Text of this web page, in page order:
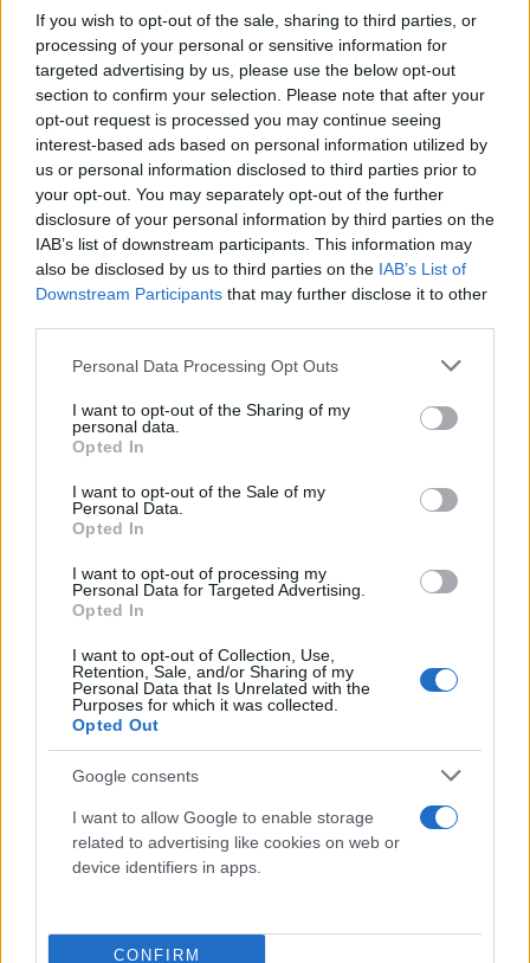
If you wish to opt-out of the sale, sharing to third parties, or
processing of your personal or sensitive information for
targeted advertising by us, please use the below opt-out
section to confirm your selection. Please note that after your
opt-out request is processed you may continue seeing
interest-based ads based on personal information utilized by
us or personal information disclosed to third parties prior to
your opt-out. You may separately opt-out of the further
disclosure of your personal information by third parties on the
IAB’s list of downstream participants. This information may
also be disclosed by us to third parties on the IAB’s List of
Downstream Participants that may further disclose it to other
Please note that this website/app uses one or more Google
not limited to your visit or usage behaviour. You may click to
grant or deny consent to Google and its third-party tags to
use your data for below specified purposes in below Google
consent section.
Personal Data Processing Opt Outs
I want to opt-out of the Sharing of my
personal data.
Opted In
I want to opt-out of the Sale of my
Personal Data.
Opted In
I want to opt-out of processing my
Personal Data for Targeted Advertising.
Opted In
I want to opt-out of Collection, Use,
Retention, Sale, and/or Sharing of my
Personal Data that Is Unrelated with the
Purposes for which it was collected.
Opted Out
Google consents
I want to allow Google to enable storage
related to advertising like cookies on web or
device identifiers in apps.
CONFIRM
social media, βιντεοκλήσεις και δημιουργούς
περιεχομένου που αξιοποιούν το TikTok και
δημιουργούν video τύπου Reels. Στα του software,
η συσκευή «τρέχει» Android 16 με One UI 8.5,
φέρνοντας εργαλεία τεχνητής νοημοσύνης της
Samsung και πολυετή υποστήριξη ενημερώσεων
ασφαλείας.